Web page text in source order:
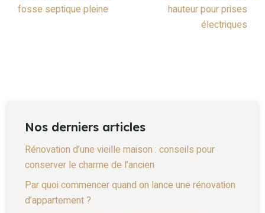
fosse septique pleine
hauteur pour prises
électriques
Nos derniers articles
Rénovation d’une vieille maison : conseils pour
conserver le charme de l’ancien
Par quoi commencer quand on lance une rénovation
d’appartement ?